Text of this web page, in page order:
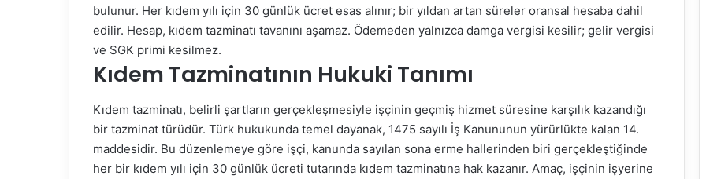
bulunur. Her kıdem yılı için 30 günlük ücret esas alınır; bir yıldan artan süreler oransal hesaba dahil
edilir. Hesap, kıdem tazminatı tavanını aşamaz. Ödemeden yalnızca damga vergisi kesilir; gelir vergisi
ve SGK primi kesilmez.
Kıdem Tazminatının Hukuki Tanımı
Kıdem tazminatı, belirli şartların gerçekleşmesiyle işçinin geçmiş hizmet süresine karşılık kazandığı
bir tazminat türüdür. Türk hukukunda temel dayanak, 1475 sayılı İş Kanununun yürürlükte kalan 14.
maddesidir. Bu düzenlemeye göre işçi, kanunda sayılan sona erme hallerinden biri gerçekleştiğinde
her bir kıdem yılı için 30 günlük ücreti tutarında kıdem tazminatına hak kazanır. Amaç, işçinin işyerine